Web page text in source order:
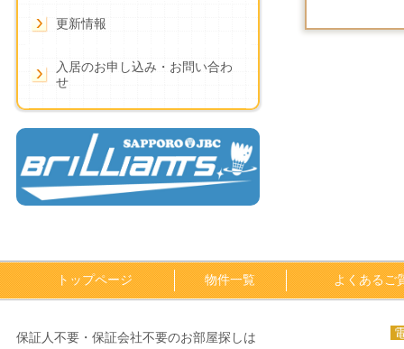
更新情報
入居のお申し込み・お問い合わ
せ
トップページ 物件一覧 よくあるご
保証人不要・保証会社不要のお部屋探しは